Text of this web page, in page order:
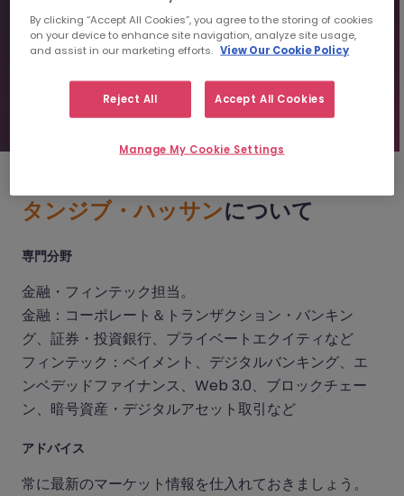
レジュメを送信
人材紹介のご相談
タンジブ・ハッサンについて
専門分野
金融・フィンテック担当。
金融：コーポレート＆トランザクション・バンキン
グ、証券・投資銀行、プライベートエクイティなど
フィンテック：ペイメント、デジタルバンキング、エ
ンベデッドファイナンス、Web 3.0、ブロックチェー
ン、暗号資産・デジタルアセット取引など
アドバイス
常に最新のマーケット情報を仕入れておきましょう。
By clicking “Accept All Cookies”, you agree to the storing of cookies
on your device to enhance site navigation, analyze site usage,
and assist in our marketing efforts.
View Our Cookie Policy
Reject All Accept All Cookies
Manage My Cookie Settings